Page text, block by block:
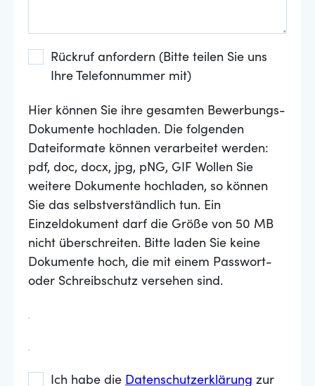
Rückruf anfordern (Bitte teilen Sie uns
Ihre Telefonnummer mit)
Hier können Sie ihre gesamten Bewerbungs-
Dokumente hochladen. Die folgenden
Dateiformate können verarbeitet werden:
pdf, doc, docx, jpg, pNG, GIF Wollen Sie
weitere Dokumente hochladen, so können
Sie das selbstverständlich tun. Ein
Einzeldokument darf die Größe von 50 MB
nicht überschreiten. Bitte laden Sie keine
Dokumente hoch, die mit einem Passwort-
oder Schreibschutz versehen sind.
Ich habe die Datenschutzerklärung zur